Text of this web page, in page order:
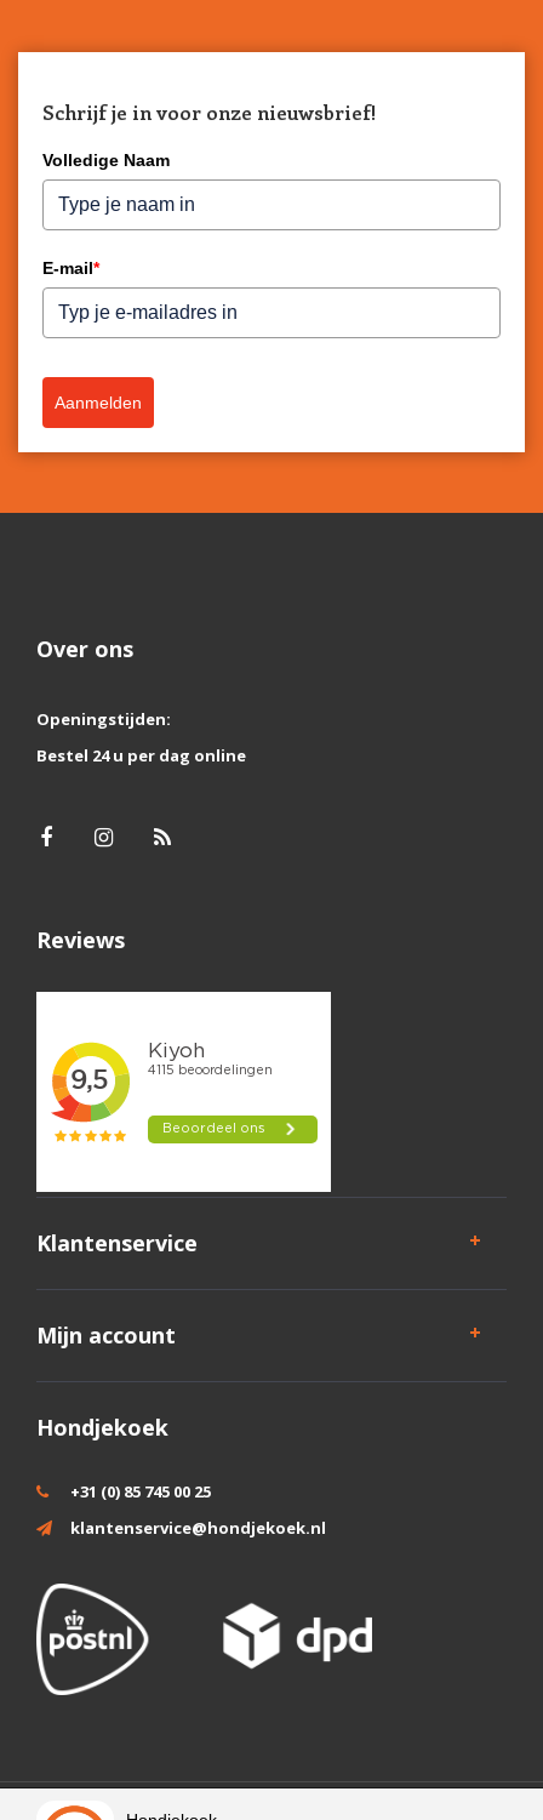
Schrijf je in voor onze nieuwsbrief!
Volledige Naam
E-mail*
Aanmelden
Over ons
Openingstijden:
Bestel 24 u per dag online
Reviews
Klantenservice
Mijn account
Hondjekoek
+31 (0) 85 745 00 25
klantenservice@hondjekoek.nl
Wij slaan cookies op om onze website te verbeteren. Is dat akkoord?